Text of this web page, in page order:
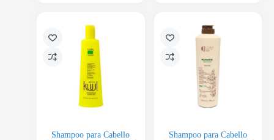
Shampoo para Cabello
Shampoo para Cabello